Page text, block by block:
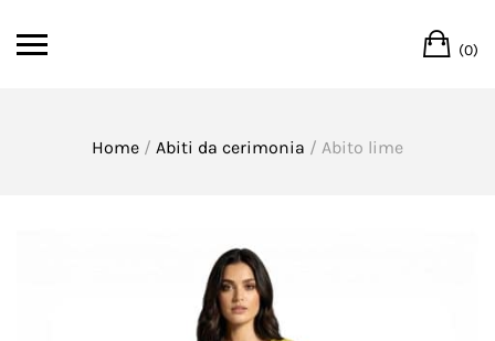
(0)
Home / Abiti da cerimonia / Abito lime